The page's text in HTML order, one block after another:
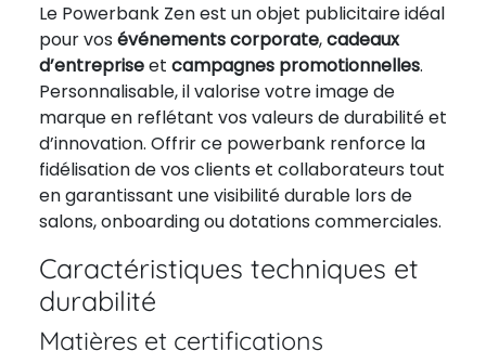
Le Powerbank Zen est un objet publicitaire idéal
pour vos événements corporate,cadeaux
d’entrepriseet campagnes promotionnelles.
Personnalisable, il valorise votre image de
marque en reflétant vos valeurs de durabilité et
d’innovation. Offrir ce powerbank renforce la
fidélisation de vos clients et collaborateurs tout
en garantissant une visibilité durable lors de
salons, onboarding ou dotations commerciales.
Caractéristiques techniques et
durabilité
Matières et certifications